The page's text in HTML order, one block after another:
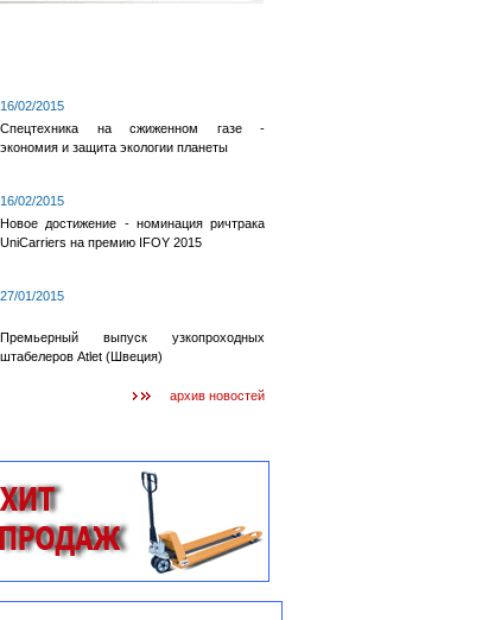
16/02/2015
Спецтехника на сжиженном газе -
экономия и защита экологии планеты
16/02/2015
Новое достижение - номинация ричтрака
UniCarriers на премию IFOY 2015
27/01/2015
Премьерный выпуск узкопроходных
штабелеров Atlet (Швеция)
архив новостей